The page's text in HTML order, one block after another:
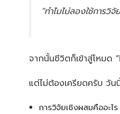
“ทำไมไม่ลองใช้การวิ
จากนั้นชีวิตก็เข้าสู่โหม
แต่ไม่ต้องเครียดครับ วัน
การวิจัยเชิงผสมคืออะไร